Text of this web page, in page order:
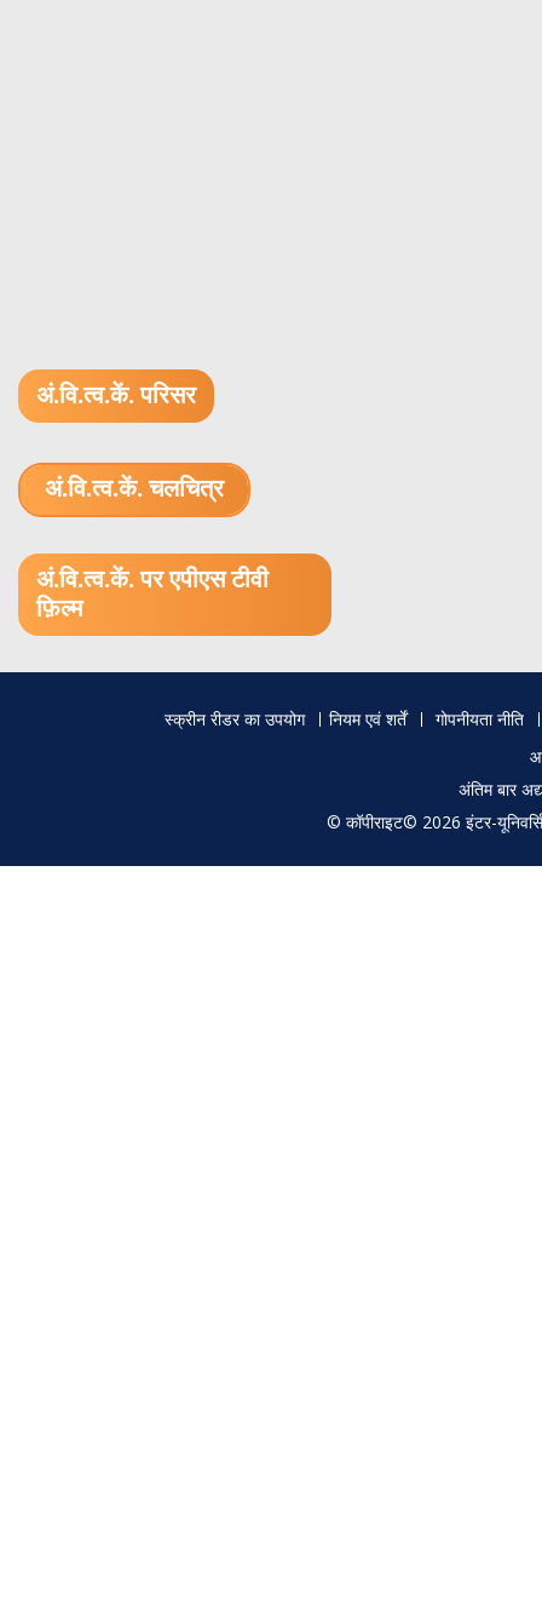
अं.वि.त्व.कें. परिसर
अं.वि.त्व.कें. चलचित्र
अं.वि.त्व.कें. पर एपीएस टीवी
फ़िल्म
स्क्रीन रीडर का उपयोग नियम एवं शर्तें
गोपनीयता नीति
अंतिम बार
© कॉपीराइट© 2026 इंटर-